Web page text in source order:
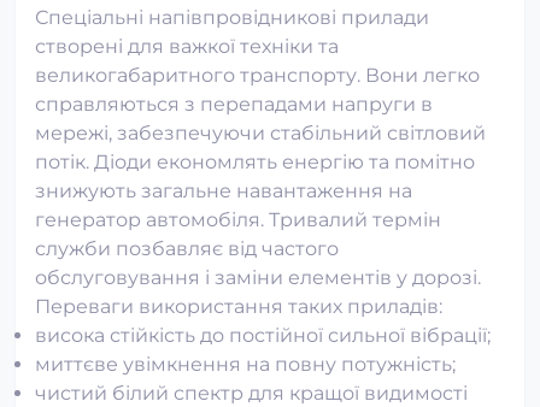
Спеціальні напівпровідникові прилади
створені для важкої техніки та
великогабаритного транспорту. Вони легко
справляються з перепадами напруги в
мережі, забезпечуючи стабільний світловий
потік. Діоди економлять енергію та помітно
знижують загальне навантаження на
генератор автомобіля. Тривалий термін
служби позбавляє від частого
обслуговування і заміни елементів у дорозі.
Переваги використання таких приладів:
висока стійкість до постійної сильної вібрації;
миттєве увімкнення на повну потужність;
чистий білий спектр для кращої видимості